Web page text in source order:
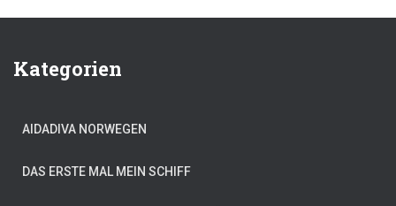
Kategorien
AIDADIVA NORWEGEN
DAS ERSTE MAL MEIN SCHIFF